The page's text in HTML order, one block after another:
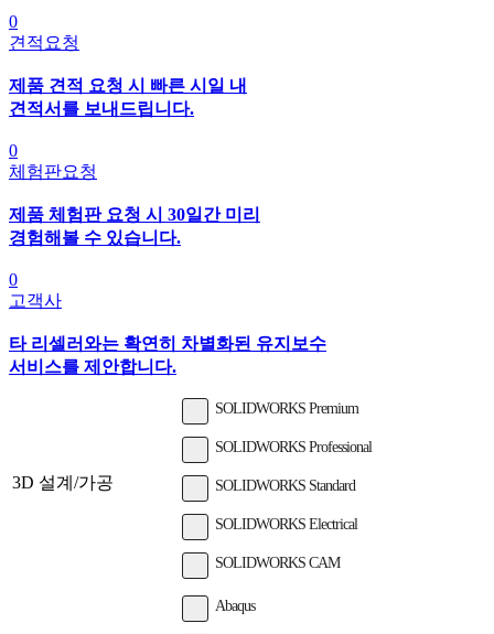
0
견적요청
제품 견적 요청 시 빠른 시일 내
견적서를 보내드립니다.
0
체험판요청
제품 체험판 요청 시 30일간 미리
경험해볼 수 있습니다.
0
고객사
타 리셀러와는 확연히 차별화된 유지보수
서비스를 제안합니다.
3D 설계/가공
SOLIDWORKS Premium
SOLIDWORKS Professional
SOLIDWORKS Standard
SOLIDWORKS Electrical
SOLIDWORKS CAM
Abaqus